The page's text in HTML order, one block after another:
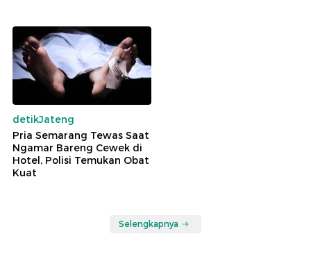
detikJateng
Pria Semarang Tewas Saat
Ngamar Bareng Cewek di
Hotel, Polisi Temukan Obat
Kuat
Selengkapnya